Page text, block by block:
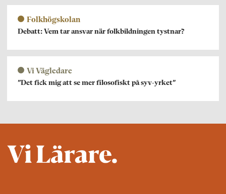
Folkhögskolan
Debatt: Vem tar ansvar när folkbildningen tystnar?
Vi Vägledare
”Det fick mig att se mer filosofiskt på syv-yrket”